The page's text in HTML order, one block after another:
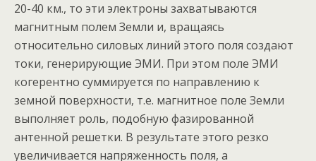
20-40 км., то эти электроны захватываются
магнитным полем Земли и, вращаясь
относительно силовых линий этого поля создают
токи, генерирующие ЭМИ. При этом поле ЭМИ
когерентно суммируется по направлению к
земной поверхности, т.е. магнитное поле Земли
выполняет роль, подобную фазированной
антенной решетки. В результате этого резко
увеличивается напряженность поля, а